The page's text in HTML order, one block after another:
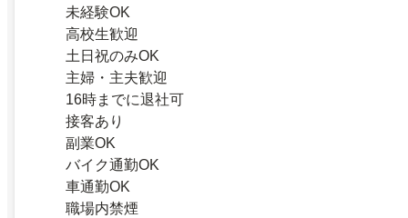
未経験OK
高校生歓迎
土日祝のみOK
主婦・主夫歓迎
16時までに退社可
接客あり
副業OK
バイク通勤OK
車通勤OK
職場内禁煙